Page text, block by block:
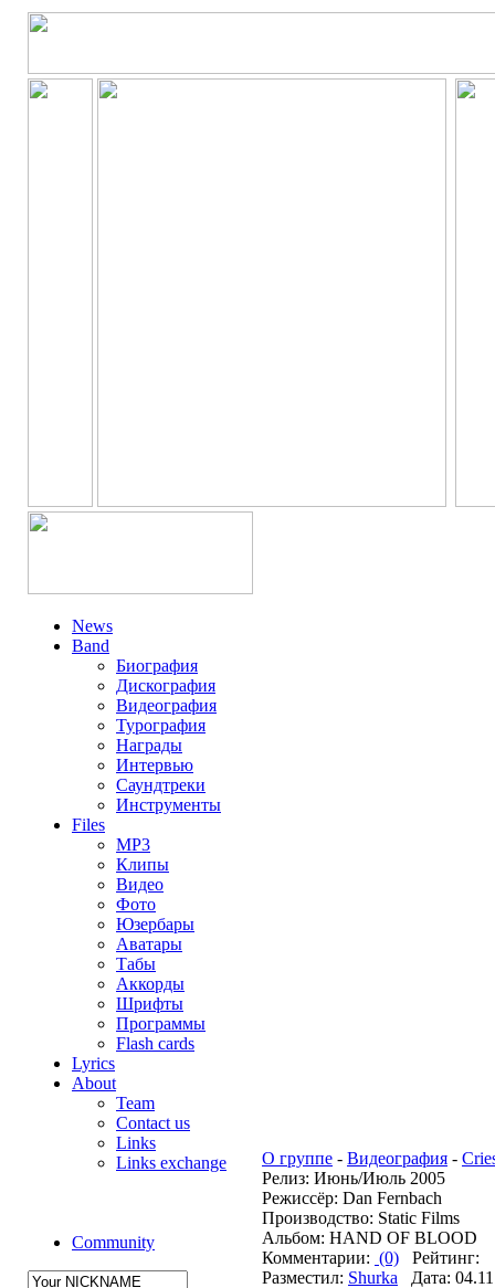
News
Band
Биография
Дискография
Видеография
Турография
Награды
Интервью
Саундтреки
Инструменты
Files
MP3
Клипы
Видео
Фото
Юзербары
Аватары
Табы
Аккорды
Шрифты
Программы
Flash cards
Lyrics
About
Team
Contact us
Links
Links exchange
Community
О группе - Видеография -
Релиз: Июнь/Июль 2005
Режиссёр: Dan Fernbach
Производство: Static Films
Альбом: HAND OF BLOOD
Комментарии: (0) Рейтинг:
Разместил: Shurka Дата: